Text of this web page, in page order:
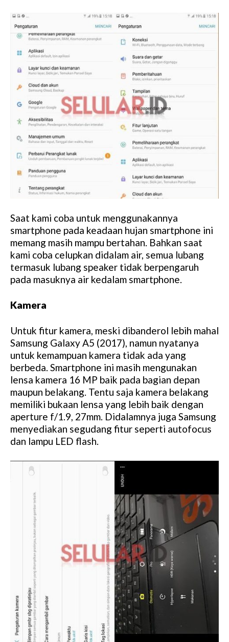
Saat kami coba untuk menggunakannya
smartphone pada keadaan hujan smartphone ini
memang masih mampu bertahan. Bahkan saat
kami coba celupkan didalam air, semua lubang
termasuk lubang speaker tidak berpengaruh
pada masuknya air kedalam smartphone.
Kamera
Untuk fitur kamera, meski dibanderol lebih mahal
Samsung Galaxy A5 (2017), namun nyatanya
untuk kemampuan kamera tidak ada yang
berbeda. Smartphone ini masih mengunakan
lensa kamera 16 MP baik pada bagian depan
maupun belakang. Tentu saja kamera belakang
memiliki bukaan lensa yang lebih baik dengan
aperture f/1.9, 27mm. Didalamnya juga Samsung
menyediakan segudang fitur seperti autofocus
dan lampu LED flash.